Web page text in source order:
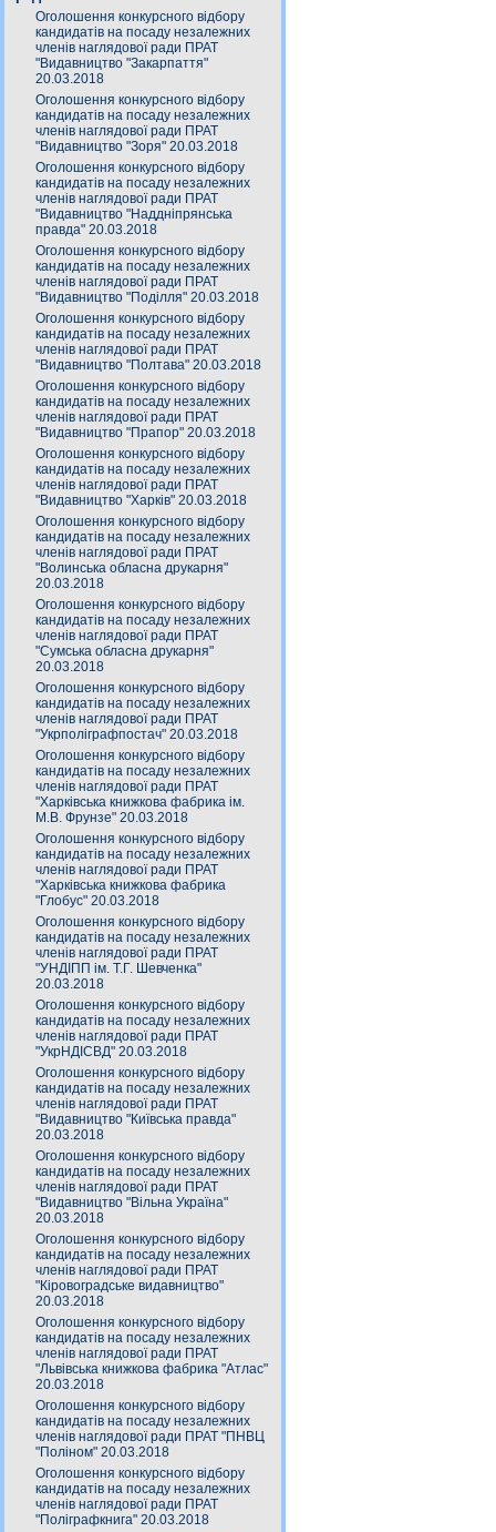
Оголошення конкурсного відбору
кандидатів на посаду незалежних
членів наглядової ради ПРАТ
"Видавництво "Закарпаття"
20.03.2018
Оголошення конкурсного відбору
кандидатів на посаду незалежних
членів наглядової ради ПРАТ
"Видавництво "Зоря" 20.03.2018
Оголошення конкурсного відбору
кандидатів на посаду незалежних
членів наглядової ради ПРАТ
"Видавництво "Наддніпрянська
правда" 20.03.2018
Оголошення конкурсного відбору
кандидатів на посаду незалежних
членів наглядової ради ПРАТ
"Видавництво "Поділля" 20.03.2018
Оголошення конкурсного відбору
кандидатів на посаду незалежних
членів наглядової ради ПРАТ
"Видавництво "Полтава" 20.03.2018
Оголошення конкурсного відбору
кандидатів на посаду незалежних
членів наглядової ради ПРАТ
"Видавництво "Прапор" 20.03.2018
Оголошення конкурсного відбору
кандидатів на посаду незалежних
членів наглядової ради ПРАТ
"Видавництво "Харків" 20.03.2018
Оголошення конкурсного відбору
кандидатів на посаду незалежних
членів наглядової ради ПРАТ
"Волинська обласна друкарня"
20.03.2018
Оголошення конкурсного відбору
кандидатів на посаду незалежних
членів наглядової ради ПРАТ
"Сумська обласна друкарня"
20.03.2018
Оголошення конкурсного відбору
кандидатів на посаду незалежних
членів наглядової ради ПРАТ
"Укрполіграфпостач" 20.03.2018
Оголошення конкурсного відбору
кандидатів на посаду незалежних
членів наглядової ради ПРАТ
"Харківська книжкова фабрика ім.
М.В. Фрунзе" 20.03.2018
Оголошення конкурсного відбору
кандидатів на посаду незалежних
членів наглядової ради ПРАТ
"Харківська книжкова фабрика
"Глобус" 20.03.2018
Оголошення конкурсного відбору
кандидатів на посаду незалежних
членів наглядової ради ПРАТ
"УНДІПП ім. Т.Г. Шевченка"
20.03.2018
Оголошення конкурсного відбору
кандидатів на посаду незалежних
членів наглядової ради ПРАТ
"УкрНДІСВД" 20.03.2018
Оголошення конкурсного відбору
кандидатів на посаду незалежних
членів наглядової ради ПРАТ
"Видавництво "Київська правда"
20.03.2018
Оголошення конкурсного відбору
кандидатів на посаду незалежних
членів наглядової ради ПРАТ
"Видавництво "Вільна Україна"
20.03.2018
Оголошення конкурсного відбору
кандидатів на посаду незалежних
членів наглядової ради ПРАТ
"Кіровоградське видавництво"
20.03.2018
Оголошення конкурсного відбору
кандидатів на посаду незалежних
членів наглядової ради ПРАТ
"Львівська книжкова фабрика "Атлас"
20.03.2018
Оголошення конкурсного відбору
кандидатів на посаду незалежних
членів наглядової ради ПРАТ "ПНВЦ
"Поліном" 20.03.2018
Оголошення конкурсного відбору
кандидатів на посаду незалежних
членів наглядової ради ПРАТ
"Поліграфкнига" 20.03.2018